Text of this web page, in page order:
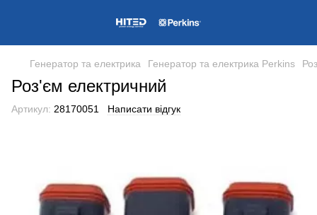
Генератор та електрика Генератор та електрика Perkins
Роз'єм електричний
Артикул: 28170051 Написати відгук